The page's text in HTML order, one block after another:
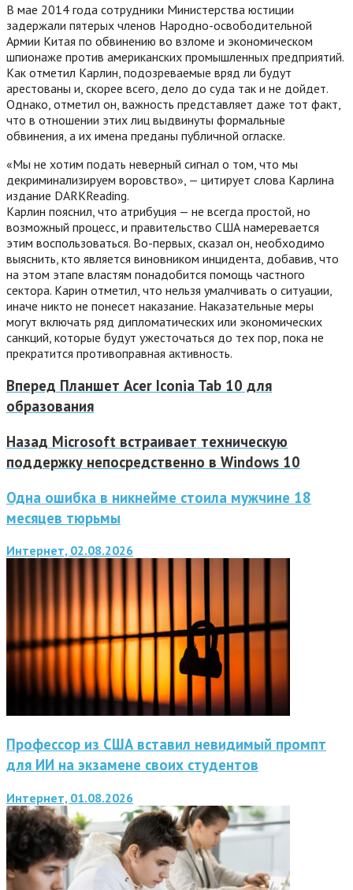
В мае 2014 года сотрудники Министерства юстиции
задержали пятерых членов Народно-освободительной
Армии Китая по обвинению во взломе и экономическом
шпионаже против американских промышленных предприятий.
Как отметил Карлин, подозреваемые вряд ли будут
арестованы и, скорее всего, дело до суда так и не дойдет.
Однако, отметил он, важность представляет даже тот факт,
что в отношении этих лиц выдвинуты формальные
обвинения, а их имена преданы публичной огласке.
«Мы не хотим подать неверный сигнал о том, что мы
декриминализируем воровство», — цитирует слова Карлина
издание DARKReading.
Карлин пояснил, что атрибуция — не всегда простой, но
возможный процесс, и правительство США намеревается
этим воспользоваться. Во-первых, сказал он, необходимо
выяснить, кто является виновником инцидента, добавив, что
на этом этапе властям понадобится помощь частного
сектора. Карин отметил, что нельзя умалчивать о ситуации,
иначе никто не понесет наказание. Наказательные меры
могут включать ряд дипломатических или экономических
санкций, которые будут ужесточаться до тех пор, пока не
прекратится противоправная активность.
Вперед Планшет Acer Iconia Tab 10 для
образования
Назад Microsoft встраивает техническую
поддержку непосредственно в Windows 10
Одна ошибка в никнейме стоила мужчине 18
месяцев тюрьмы
Интернет, 02.08.2026
Профессор из США вставил невидимый промпт
для ИИ на экзамене своих студентов
Интернет, 01.08.2026